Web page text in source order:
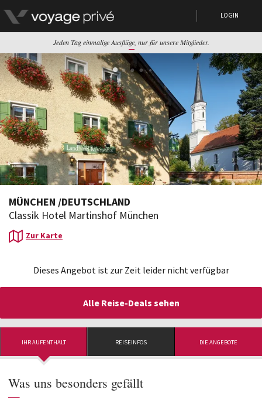
LOGIN
Jeden Tag einmalige Ausflüge, nur für unsere Mitglieder.
Dieses Angebot ist zur Zeit leider nicht verfügbar
Alle Reise-Deals sehen
MÜNCHEN /DEUTSCHLAND
Classik Hotel Martinshof München
Zur Karte
IHR AUFENTHALT REISEINFOS DIE ANGEBOTE
Was uns besonders gefällt
—